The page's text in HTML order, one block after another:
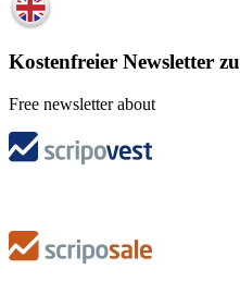
Kostenfreier Newsletter zu
Free newsletter about